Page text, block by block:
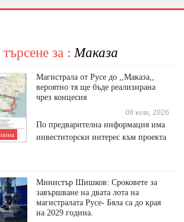
търсене за :Маказа
Магистрала от Русе до ,,Маказа,,
вероятно тя ще бъде реализирана
чрез концесия
08 юли, 2026
По предварителна информация има
инвеститорски интерес към проекта
Министър Шишков: Сроковете за
завършване на двата лота на
магистралата Русе- Бяла са до края
на 2029 година.